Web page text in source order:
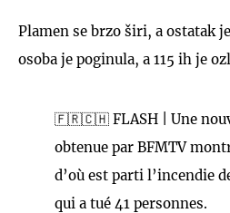
Plamen se brzo širi, a ostatak je
osoba je poginula, a 115 ih je
🇫🇷🇨🇭 FLASH | Une
obtenue par BFMTV
d’où est parti l’incendie
qui a tué 41 personnes.